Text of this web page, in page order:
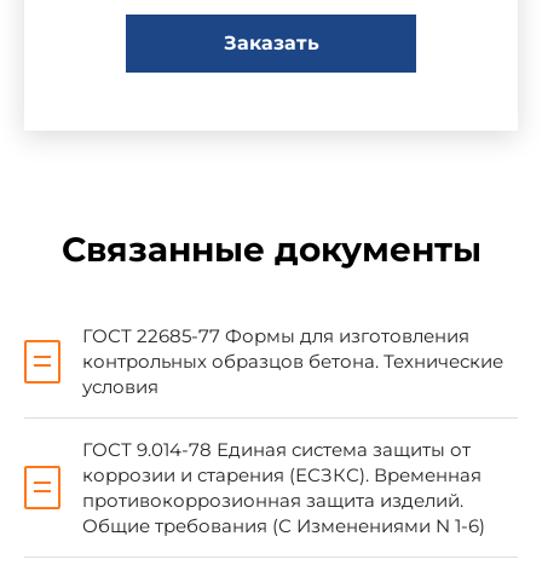
Министерством транспортного
строительства СССР
Госстроя СССР
3. УТВЕРЖДЕН И ВВЕДЕН В ДЕЙСТВИЕ
Постановлением Государственного
строительного комитета СССР от 19.06.89 N
100
4. ВЗАМЕНГОСТ 22685-77
Заказать
Связанные документы
ГОСТ 22685-77 Формы для изготовления
контрольных образцов бетона. Технические
условия
ГОСТ 9.014-78 Единая система защиты от
коррозии и старения (ЕСЗКС). Временная
противокоррозионная защита изделий.
Общие требования (С Изменениями N 1-6)